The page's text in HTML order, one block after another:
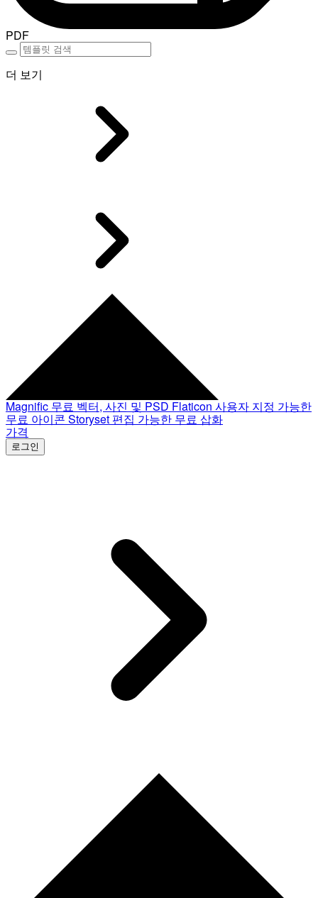
PDF
더 보기
Magnific 무료 벡터, 사진 및 PSD Flaticon 사용자 지정 가능한
무료 아이콘 Storyset 편집 가능한 무료 삽화
가격
로그인